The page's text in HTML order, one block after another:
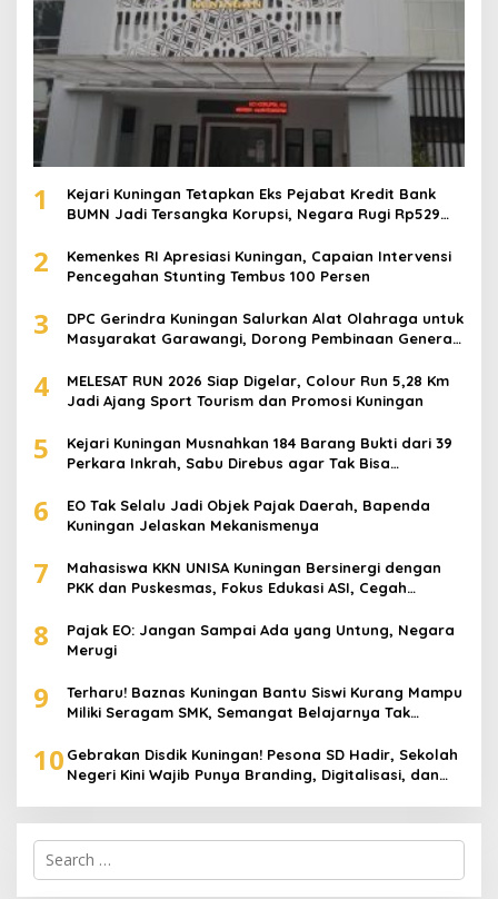
1
Kejari Kuningan Tetapkan Eks Pejabat Kredit Bank
BUMN Jadi Tersangka Korupsi, Negara Rugi Rp529
2
Kemenkes RI Apresiasi Kuningan, Capaian Intervensi
Pencegahan Stunting Tembus 100 Persen
3
DPC Gerindra Kuningan Salurkan Alat Olahraga untuk
Masyarakat Garawangi, Dorong Pembinaan Generasi
4
MELESAT RUN 2026 Siap Digelar, Colour Run 5,28 Km
Jadi Ajang Sport Tourism dan Promosi Kuningan
5
Kejari Kuningan Musnahkan 184 Barang Bukti dari 39
Perkara Inkrah, Sabu Direbus agar Tak Bisa
6
EO Tak Selalu Jadi Objek Pajak Daerah, Bapenda
Kuningan Jelaskan Mekanismenya
7
Mahasiswa KKN UNISA Kuningan Bersinergi dengan
PKK dan Puskesmas, Fokus Edukasi ASI, Cegah
8
Pajak EO: Jangan Sampai Ada yang Untung, Negara
Merugi
9
Terharu! Baznas Kuningan Bantu Siswi Kurang Mampu
Miliki Seragam SMK, Semangat Belajarnya Tak
10 Gebrakan Disdik Kuningan! Pesona SD Hadir, Sekolah
Negeri Kini Wajib Punya Branding, Digitalisasi, dan
Search
for: